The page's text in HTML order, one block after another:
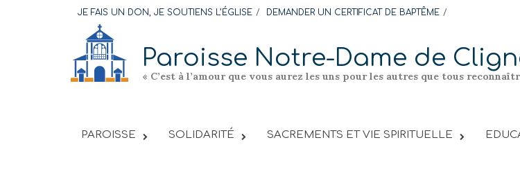
content
JE FAIS UN DON, JE SOUTIENS L’ÉGLISE DEMANDER UN CERTIFICAT DE BAPTÊME
Paroisse Notre-Dame de
« C’est à l’amour que vous aurez les uns pour les autres que tous
PAROISSE SOLIDARITÉ SACREMENTS ET VIE SPIRITUELLE